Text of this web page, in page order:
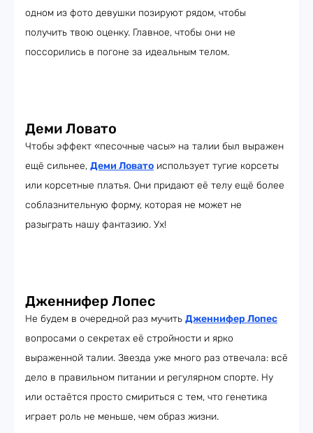
одном из фото девушки позируют рядом, чтобы
получить твою оценку. Главное, чтобы они не
поссорились в погоне за идеальным телом.
Деми Ловато
Чтобы эффект «песочные часы» на талии был выражен
ещё сильнее, Деми Ловато использует тугие корсеты
или корсетные платья. Они придают её телу ещё более
соблазнительную форму, которая не может не
разыграть нашу фантазию. Ух!
Дженнифер Лопес
Не будем в очередной раз мучить Дженнифер Лопес
вопросами о секретах её стройности и ярко
выраженной талии. Звезда уже много раз отвечала: всё
дело в правильном питании и регулярном спорте. Ну
или остаётся просто смириться с тем, что генетика
играет роль не меньше, чем образ жизни.